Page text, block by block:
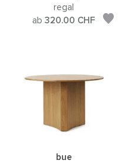
regal
ab320.00 CHF
bue